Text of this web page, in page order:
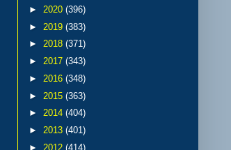
► 2020 (396)
► 2019 (383)
► 2018 (371)
► 2017 (343)
► 2016 (348)
► 2015 (363)
► 2014 (404)
► 2013 (401)
► 2012 (414)